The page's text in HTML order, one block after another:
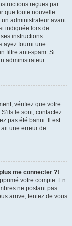
reçues par
que toute nouvelle
administrateur avant
indiquée lors de
instructions.
ayez fourni une
filtre anti-spam. Si
administrateur.
vérifiez que votre
le sont, contactez
pas été banni. Il est
une erreur de
me connecter ?!
votre compte. En
ne postant pas
arrive, tentez de vous